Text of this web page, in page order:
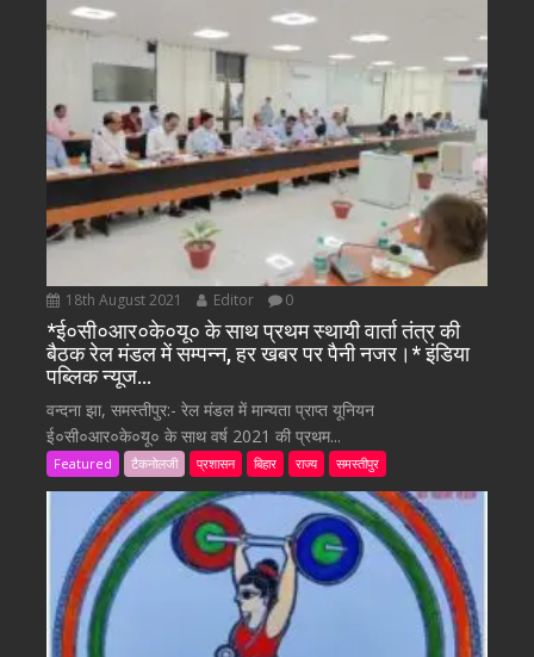
18th August 2021 Editor 0
*ई०सी०आर०के०यू० के साथ प्रथम स्थायी वार्ता तंत्र की
बैठक रेल मंडल में सम्पन्न, हर खबर पर पैनी नजर।* इंडिया
पब्लिक न्यूज…
वन्दना झा, समस्तीपुर:- रेल मंडल में मान्यता प्राप्त यूनियन
ई०सी०आर०के०यू० के साथ वर्ष 2021 की प्रथम...
Featured टैकनोलजी प्रशासन बिहार राज्य समस्तीपुर